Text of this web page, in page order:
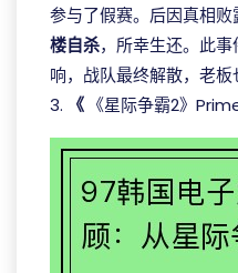
参与了假赛。后因真相败
楼自杀，所幸生还。此
响，战队最终解散，老板
3.
《 《星际争霸2》